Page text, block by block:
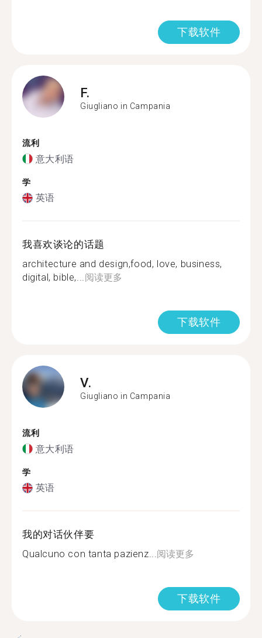
下载软件
F.
Giugliano in Campania
流利
意大利语
学
英语
我喜欢谈论的话题
architecture and design,food, love, business,
digital, bible,...阅读更多
下载软件
V.
Giugliano in Campania
流利
意大利语
学
英语
我的对话伙伴要
Qualcuno con tanta pazienz...阅读更多
下载软件